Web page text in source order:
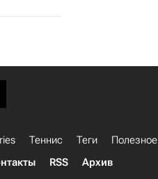
Теннис Теги
Полезное
RSS Архив